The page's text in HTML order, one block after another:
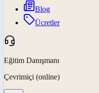
Blog
Ücretler
Eğitim Danışmanı
Çevrimiçi (online)